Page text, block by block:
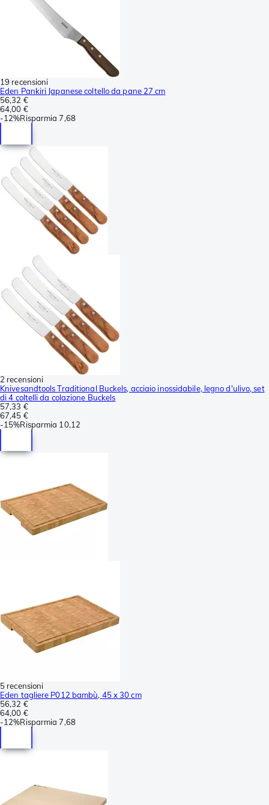
19 recensioni
Eden Pankiri Japanese coltello da pane 27 cm
56,32 €
64,00 €
-12%Risparmia 7,68
2 recensioni
Knivesandtools Traditional Buckels, acciaio inossidabile, legno d'ulivo, set
di 4 coltelli da colazione Buckels
57,33 €
67,45 €
-15%Risparmia 10,12
5 recensioni
Eden tagliere P012 bambù, 45 x 30 cm
56,32 €
64,00 €
-12%Risparmia 7,68